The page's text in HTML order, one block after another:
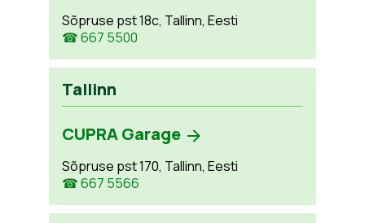
Sõpruse pst 18c, Tallinn, Eesti
☎ 667 5500
Tallinn
CUPRA Garage
Sõpruse pst 170, Tallinn, Eesti
☎ 667 5566